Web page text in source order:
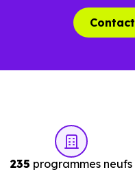
à l’échelle locale
235 programmes neufs